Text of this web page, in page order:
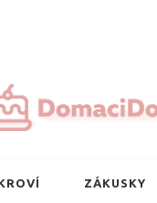
ZÁKUSKY